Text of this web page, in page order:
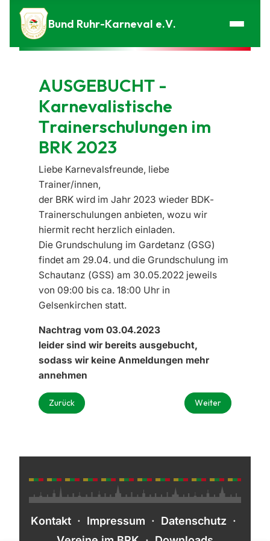
Zum Inhalt springen
Bund Ruhr-Karneval e.V.
AUSGEBUCHT -
Karnevalistische
Trainerschulungen im
BRK 2023
Liebe Karnevalsfreunde, liebe
Trainer/innen,
der BRK wird im Jahr 2023 wieder BDK-
Trainerschulungen anbieten, wozu wir
hiermit recht herzlich einladen.
Die Grundschulung im Gardetanz (GSG)
findet am 29.04. und die Grundschulung im
Schautanz (GSS) am 30.05.2022 jeweils
von 09:00 bis ca. 18:00 Uhr in
Gelsenkirchen statt.
Nachtrag vom 03.04.2023
leider sind wir bereits ausgebucht,
sodass wir keine Anmeldungen mehr
annehmen
Vorheriger Beitrag: Einladung Jahreshauptversammlung
Zurück Nächster Beitrag:
Weiter
Kontakt · Impressum · Datenschutz ·